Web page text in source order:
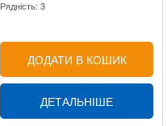
Рядність: 3
ДОДАТИ В КОШИК
ДЕТАЛЬНІШЕ